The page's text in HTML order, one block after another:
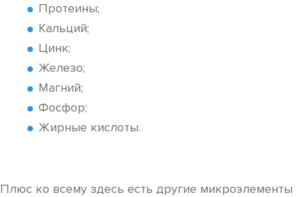
Протеины;
Кальций;
Цинк;
Железо;
Магний;
Фосфор;
Жирные кислоты.
Плюс ко всему здесь есть другие микроэлементы